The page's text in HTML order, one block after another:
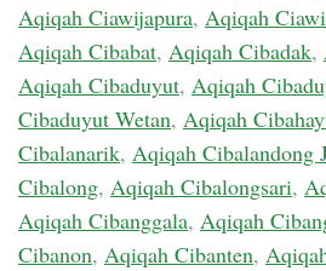
Aqiqah Ciawijapura, Aqiqah
Aqiqah Cibabat, Aqiqah Cibadak,
Aqiqah Cibaduyut, Aqiqah
Cibaduyut Wetan, Aqiqah
Cibalanarik, Aqiqah Cibalandong
Cibalong, Aqiqah Cibalongsari,
Aqiqah Cibanggala, Aqiqah
Cibanon, Aqiqah Cibanten,